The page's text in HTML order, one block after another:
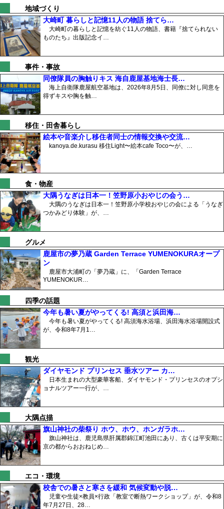
地域づくり
大崎町 暮らしと記憶11人の物語 捨てら…
大崎町の暮らしと記憶を紡ぐ11人の物語、書籍『捨てられない
ものたち』出版記念イ…
事件・事故
同僚隊員の胸触りキス 海自鹿屋基地海士長…
海上自衛隊鹿屋航空基地は、2026年8月5日、同僚に対し同意を
得ずキスや胸を触…
移住・田舎暮らし
絵本や音楽介し移住者同士の情報交換や交流…
kanoya.de.kurasu 移住Light〜絵本cafe Toco〜が、…
食・物産
大隅うなぎは日本一！笠野原小おやじの会う…
大隅のうなぎは日本一！笠野原小学校おやじの会による「うなぎ
つかみどり体験」が、…
グルメ
鹿屋市の夢乃蔵 Garden Terrace YUMENOKURAオープ
ン
鹿屋市大浦町の「夢乃蔵」に、「Garden Terrace
YUMENOKUR…
四季の話題
今年も暑い夏がやってくる! 高須と浜田海…
今年も暑い夏がやってくる! 高須海水浴場、浜田海水浴場開設式
が、令和8年7月1…
観光
ダイヤモンド プリンセス 垂水ツアー カ…
日本生まれの大型豪華客船、ダイヤモンド・プリンセスのオプシ
ョナルツアー一行が、…
大隅点描
旗山神社の柴祭り ホウ、ホウ、ホンガラホ…
旗山神社は、鹿児島県肝属郡錦江町池田にあり、古くは平安期に
京の都からおおねじめ…
エコ・環境
校舎での暑さと寒さを緩和 気候変動や脱…
児童や生徒×教員×行政「教室で断熱ワークショップ」が、令和8
年7月27日、28…